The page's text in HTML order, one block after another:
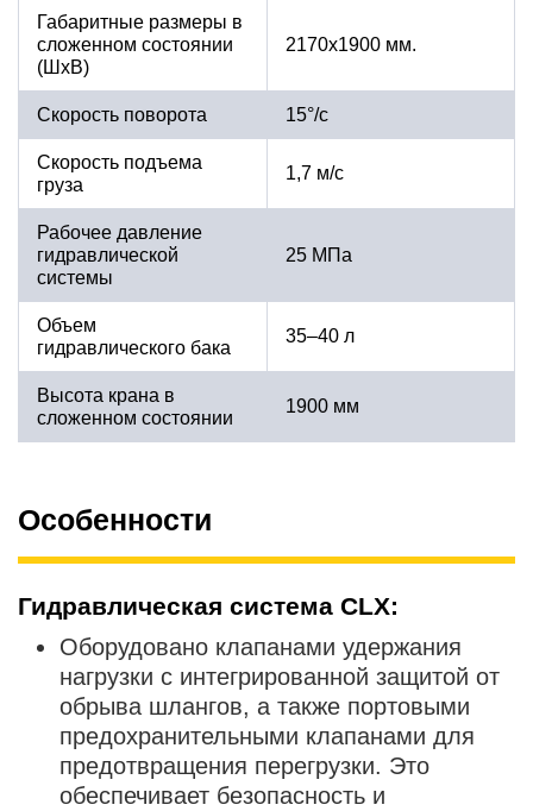
Габаритные размеры в
сложенном состоянии
(ШхВ)
2170х1900 мм.
Скорость поворота 15°/с
Скорость подъема
груза
1,7 м/с
Рабочее давление
гидравлической
системы
25 МПа
Объем
гидравлического бака
35–40 л
Высота крана в
сложенном состоянии
1900 мм
Особенности
Гидравлическая система CLX:
Оборудовано клапанами удержания
нагрузки с интегрированной защитой от
обрыва шлангов, а также портовыми
предохранительными клапанами для
предотвращения перегрузки. Это
обеспечивает безопасность и